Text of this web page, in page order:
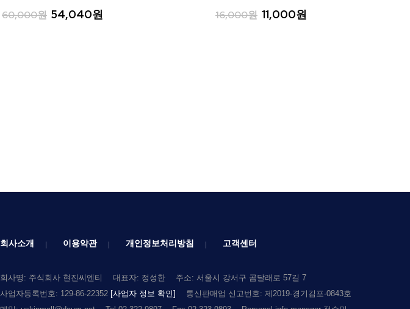
60,000원 54,040원 16,000원 11,000원
회사소개 이용약관 개인정보처리방침 고객센터
회사명: 주식회사 현진씨엔티 대표자: 정성한
주소: 서울시 강서구 곰달래로 57길 7
사업자등록번호: 129-86-22352 [사업자 정보 확인]
통신판매업 신고번호: 제2019-경기김포-0843호